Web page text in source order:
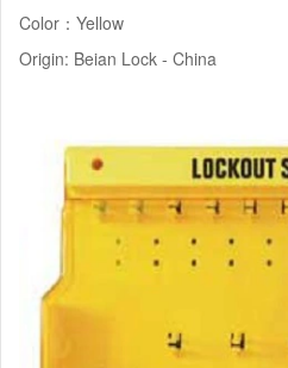
Color：Yellow
Origin: Beian Lock - China